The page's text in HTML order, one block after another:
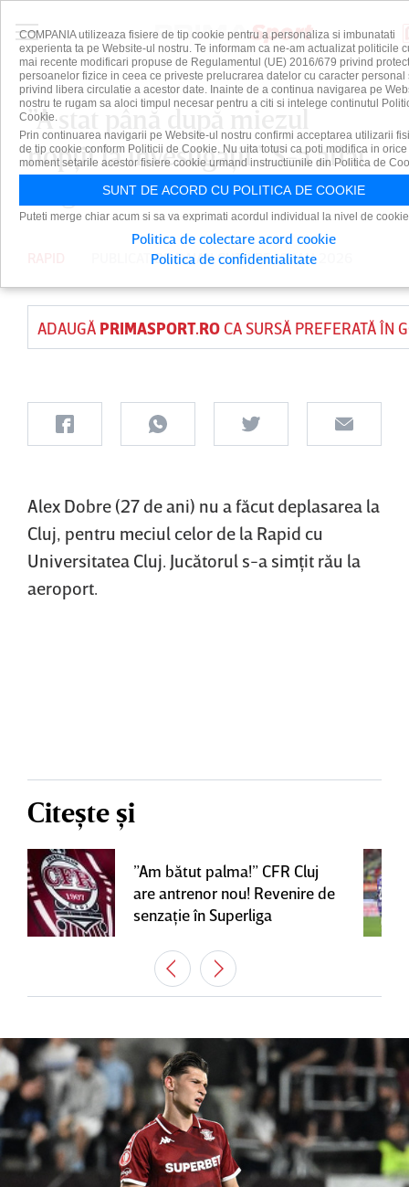
”A stat până după miezul
nopţii la investigaţii”. S-a aflat
diagnosticul lui Alex Dobre
PUBLICAT DEDAIAN CUTUPE 10 MAI 2026
ADAUGĂ PRIMASPORT.ROCA SURSĂ PREFERATĂ ÎN
Alex Dobre (27 de ani) nu a făcut deplasarea la
Cluj, pentru meciul celor de la Rapid cu
Universitatea Cluj. Jucătorul s-a simţit rău la
aeroport.
Citește și
”Am bătut palma!” CFR Cluj
are antrenor nou! Revenire de
senzaţie în Superliga
COMPANIA utilizeaza fisiere de tip cookie pentru a personaliza si imbunatati
experienta ta pe Website-ul nostru. Te informam ca ne-am actualizat politicile
mai recente modificari propuse de Regulamentul (UE) 2016/679 privind
persoanelor fizice in ceea ce priveste prelucrarea datelor cu caracter personal
privind libera circulatie a acestor date. Inainte de a continua navigarea pe
nostru te rugam sa aloci timpul necesar pentru a citi si intelege continutul
Cookie.
Prin continuarea navigarii pe Website-ul nostru confirmi acceptarea utilizarii
de tip cookie conform Politicii de Cookie. Nu uita totusi ca poti modifica in orice
moment setarile acestor fisiere cookie urmand instructiunile din Politica de
SUNT DE ACORD CU POLITICA DE COOKIE
Puteti merge chiar acum si sa va exprimati acordul individual la nivel de
Politica de colectare acord cookie
Politica de confidentialitate